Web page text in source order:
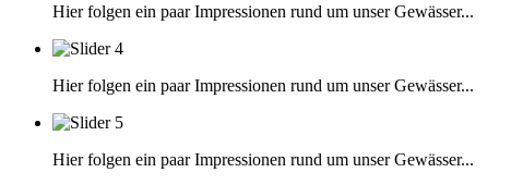
Hier folgen ein paar Impressionen rund um unser Gewässer...
Hier folgen ein paar Impressionen rund um unser Gewässer...
Hier folgen ein paar Impressionen rund um unser Gewässer...